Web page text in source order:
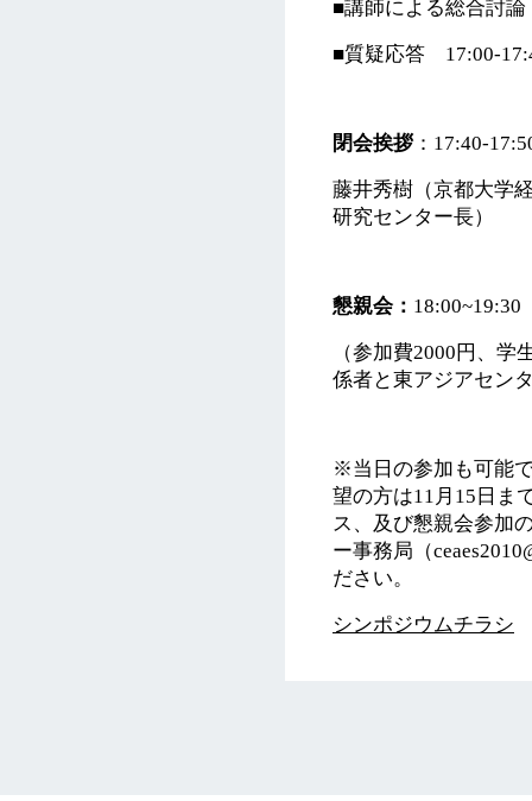
■講師による総合討
■質疑応答 17:00-
閉会挨拶：17:40-
藤井秀樹（京都大学
研究センター長）
懇親会：
（参加費2000円、学
係者と東アジアセン
※当日の参加も可能
望の方は11月15日ま
ス、及び懇親会参加
ー事務局（
ださい。
シンポジウムチラシ